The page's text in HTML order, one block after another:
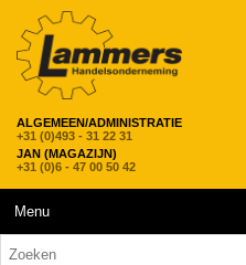
ALGEMEEN/ADMINISTRATIE
+31 (0)493 - 31 22 31
JAN (MAGAZIJN)
+31 (0)6 - 47 00 50 42
Menu